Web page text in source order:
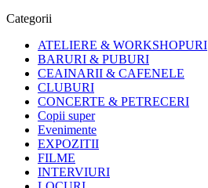
Categorii
ATELIERE & WORKSHOPURI
BARURI & PUBURI
CEAINARII & CAFENELE
CLUBURI
CONCERTE & PETRECERI
Copii super
Evenimente
EXPOZITII
FILME
INTERVIURI